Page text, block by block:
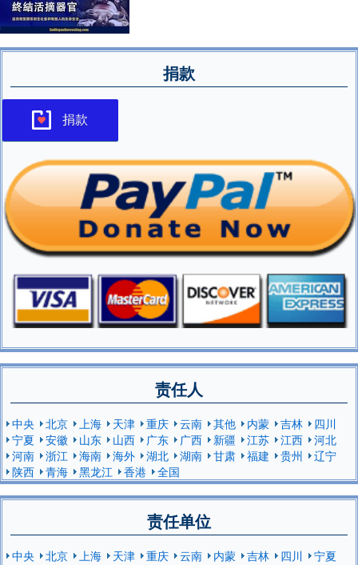
捐款
捐款
责任人
中央 北京 上海 天津 重庆 云南 其他 内蒙 吉林
四川
宁夏
安徽 山东 山西 广东 广西 新疆 江苏 江西
河北
河南
浙江 海南 海外 湖北 湖南 甘肃 福建 贵州
辽宁
陕西
青海 黑龙江 香港 全国
责任单位
中央 北京 上海 天津 重庆 云南 内蒙 吉林 四川
宁夏